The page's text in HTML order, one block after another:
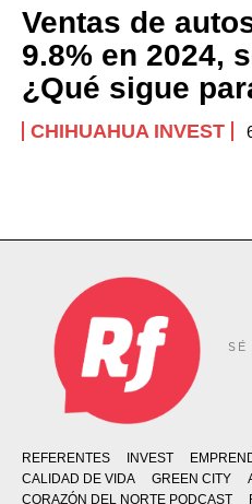
Ventas de
9.8% en 2024,
¿Qué sigue
CHIHUAHUA INVEST
SÉ
REFERENTES INVEST
CALIDAD DE VIDA
GREEN CITY
CORAZÓN DEL NORTE PODCAST